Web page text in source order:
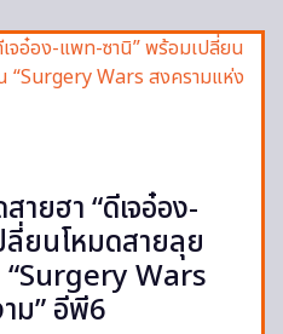
ายฮา “ดีเจอ๋อง-
ยนโหมดสายลุย
“Surgery Wars
ม” อีพี6